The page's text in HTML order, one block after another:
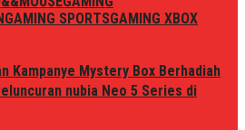
GAMING SPORTSGAMING XBOX
Kampanye Mystery Box Berhadiah
nubia Neo 5 Series di